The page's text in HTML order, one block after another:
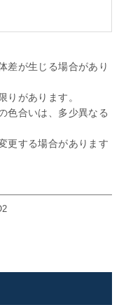
差が生じる場合があり
があります。
色合いは、多少異なる
更する場合があります